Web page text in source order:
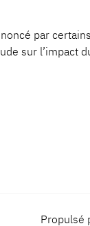
par
sur l’impact
Propulsé